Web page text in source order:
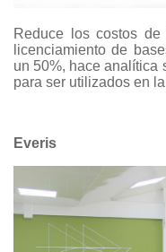
Reduce los costos de
licenciamiento de
un 50%, hace analítica
para ser utilizados en
Everis